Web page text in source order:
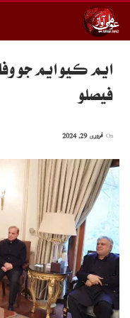
ايم ڪيو ايم جو
فيصلو
فروری 29, 2024